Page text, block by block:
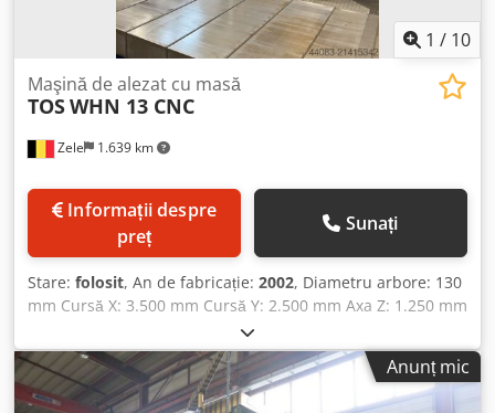
1 / 10
Zele 1.639 km
Maşină de alezat cu masă
TOSWHN 13 CNC
preț
Sunați
Stare: folosit, An de fabricație: 2002, Diametru arbore: 130
mm Cursă X: 3.500 mm Cursă Y: 2.500 mm Axa Z: 1.250 mm
Axa W (arbore longitudinal): 800 mm Priză ISO 50 P.D.B
Masă: 1.800 x 2.500 mm Sarcină maximă masă: 12 t
Frecvență: 3.000 Hz Tensiune: 400 V Necesar total de
putere: 37 kW ATC cu 40 de poziții Capotă de siguranță
Anunț mic